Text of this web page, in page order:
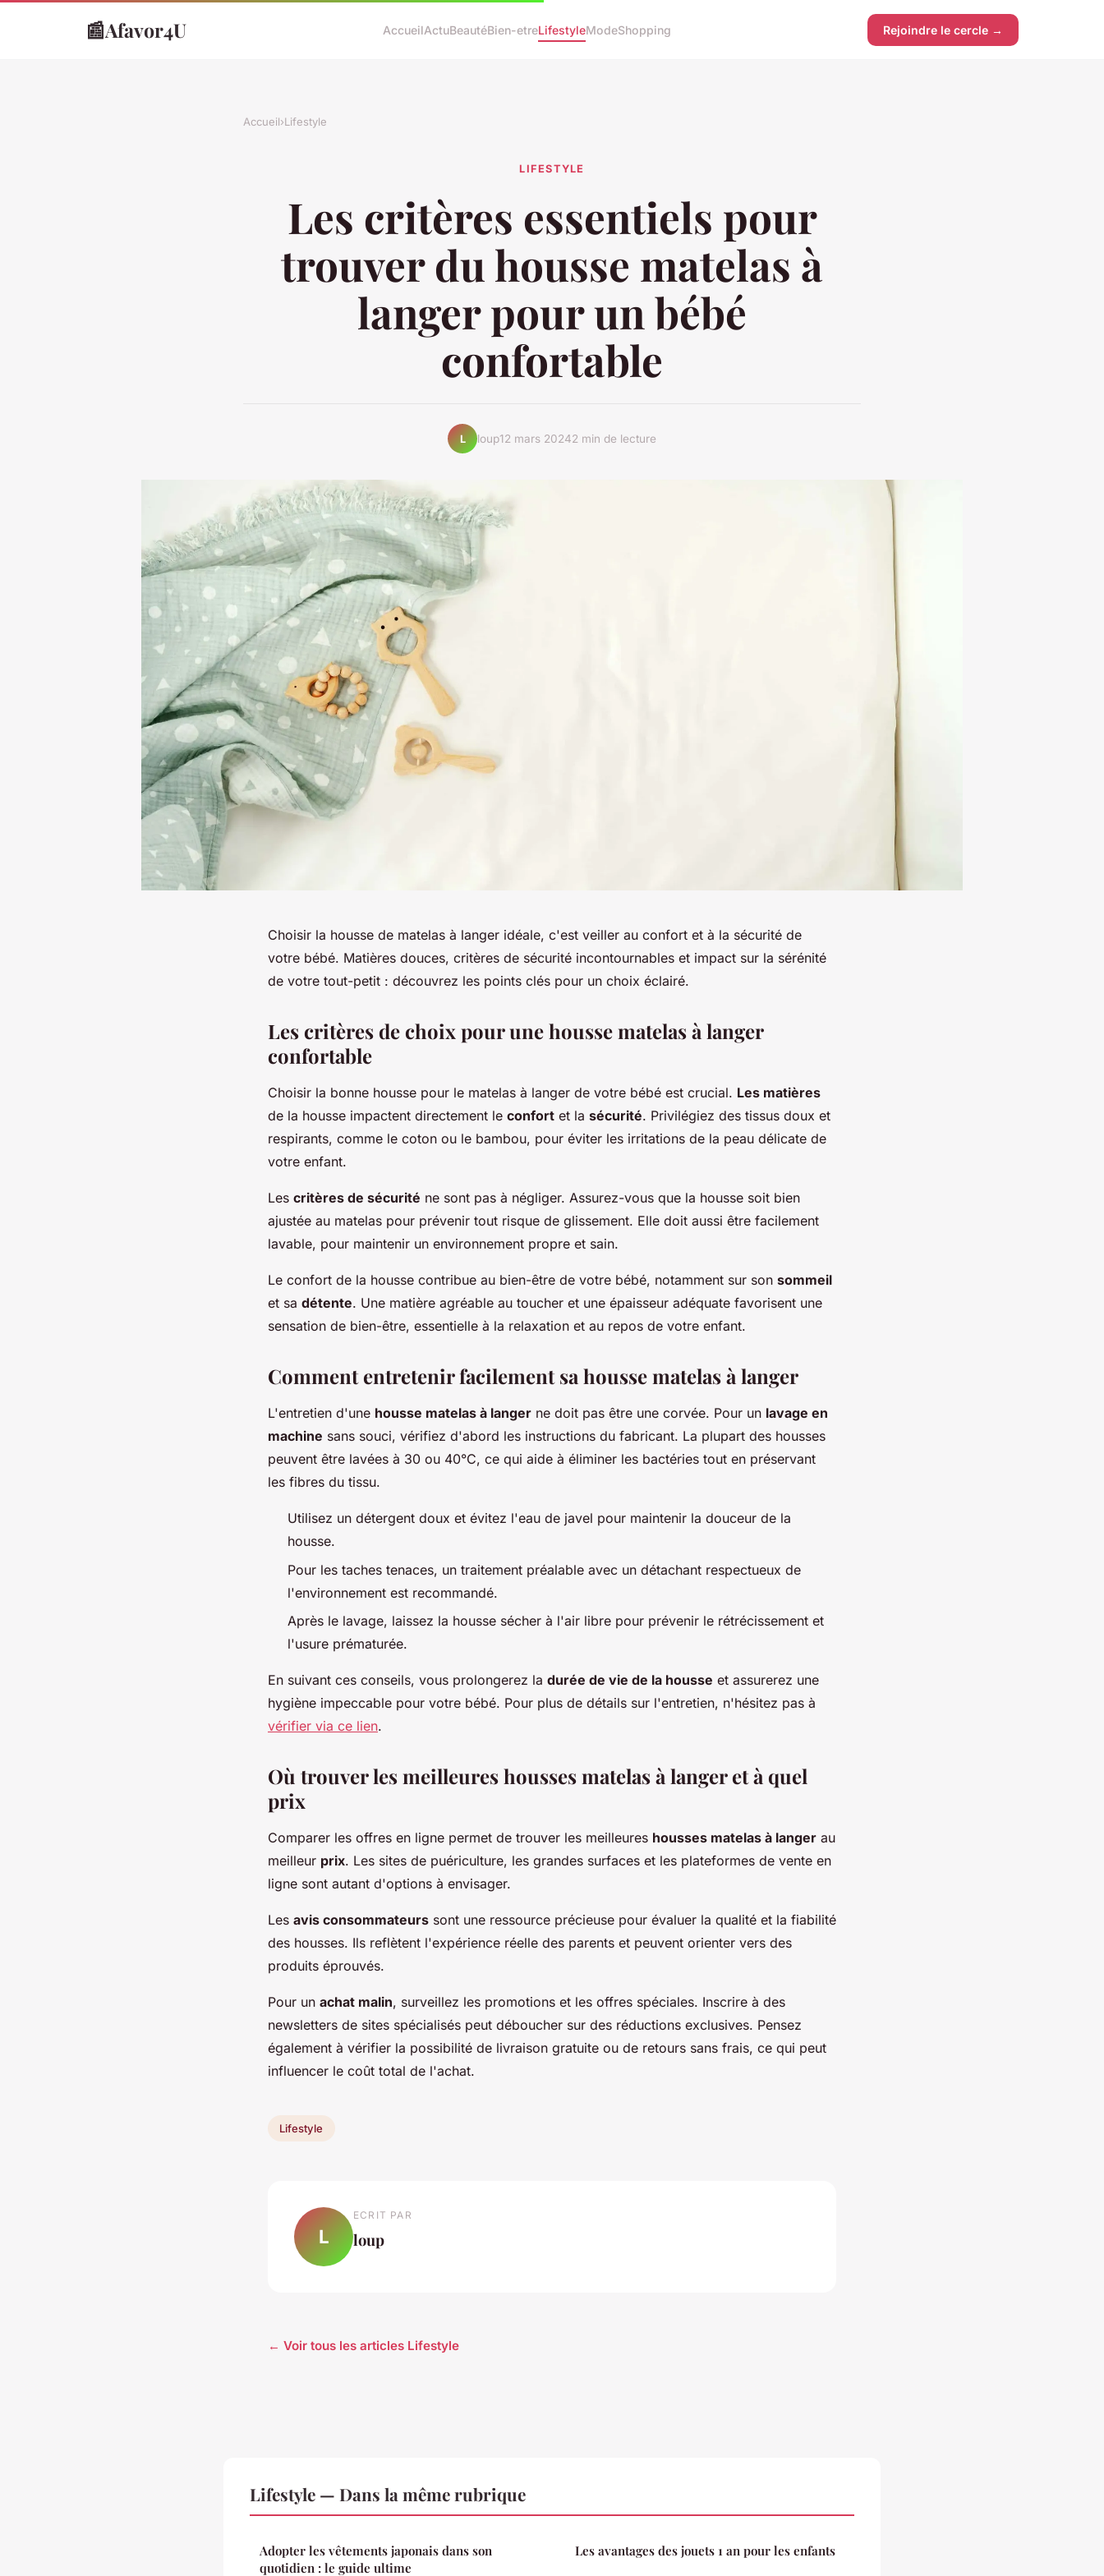
📰Afavor4U AccueilActuBeautéBien-etreLifestyleModeShopping Rejoindre le cercle →
Accueil›Lifestyle
LIFESTYLE
Les critères essentiels pour
trouver du housse matelas à
langer pour un bébé
confortable
L loup12 mars 20242 min de lecture
Choisir la housse de matelas à langer idéale, c'est veiller au confort et à la sécurité de
votre bébé. Matières douces, critères de sécurité incontournables et impact sur la sérénité
de votre tout-petit : découvrez les points clés pour un choix éclairé.
Les critères de choix pour une housse matelas à langer
confortable
Choisir la bonne housse pour le matelas à langer de votre bébé est crucial. Les matières
de la housse impactent directement le confort et la sécurité. Privilégiez des tissus doux et
respirants, comme le coton ou le bambou, pour éviter les irritations de la peau délicate de
votre enfant.
Les critères de sécurité ne sont pas à négliger. Assurez-vous que la housse soit bien
ajustée au matelas pour prévenir tout risque de glissement. Elle doit aussi être facilement
lavable, pour maintenir un environnement propre et sain.
Le confort de la housse contribue au bien-être de votre bébé, notamment sur son sommeil
et sa détente. Une matière agréable au toucher et une épaisseur adéquate favorisent une
sensation de bien-être, essentielle à la relaxation et au repos de votre enfant.
Comment entretenir facilement sa housse matelas à langer
L'entretien d'une housse matelas à langer ne doit pas être une corvée. Pour un lavage en
machine sans souci, vérifiez d'abord les instructions du fabricant. La plupart des housses
peuvent être lavées à 30 ou 40°C, ce qui aide à éliminer les bactéries tout en préservant
les fibres du tissu.
Utilisez un détergent doux et évitez l'eau de javel pour maintenir la douceur de la
housse.
Pour les taches tenaces, un traitement préalable avec un détachant respectueux de
l'environnement est recommandé.
Après le lavage, laissez la housse sécher à l'air libre pour prévenir le rétrécissement et
l'usure prématurée.
En suivant ces conseils, vous prolongerez la durée de vie de la housse et assurerez une
hygiène impeccable pour votre bébé. Pour plus de détails sur l'entretien, n'hésitez pas à
vérifier via ce lien.
Où trouver les meilleures housses matelas à langer et à quel
prix
Comparer les offres en ligne permet de trouver les meilleures housses matelas à langer au
meilleur prix. Les sites de puériculture, les grandes surfaces et les plateformes de vente en
ligne sont autant d'options à envisager.
Les avis consommateurs sont une ressource précieuse pour évaluer la qualité et la fiabilité
des housses. Ils reflètent l'expérience réelle des parents et peuvent orienter vers des
produits éprouvés.
Pour un achat malin, surveillez les promotions et les offres spéciales. Inscrire à des
newsletters de sites spécialisés peut déboucher sur des réductions exclusives. Pensez
également à vérifier la possibilité de livraison gratuite ou de retours sans frais, ce qui peut
influencer le coût total de l'achat.
Lifestyle
L
ECRIT PAR
loup
← Voir tous les articles Lifestyle
Lifestyle — Dans la même rubrique
Adopter les vêtements japonais dans son
quotidien : le guide ultime
Les avantages des jouets 1 an pour les enfants